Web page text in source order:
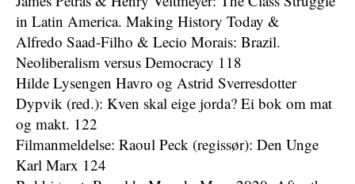
in Latin America. Making History Today &
Alfredo Saad-Filho & Lecio Morais: Brazil.
Neoliberalism versus Democracy 118
Hilde Lysengen Havro og Astrid Sverresdotter
Dypvik (red.): Kven skal eige jorda? Ei bok om mat
og makt. 122
Filmanmeldelse: Raoul Peck (regissør): Den Unge
Karl Marx 124